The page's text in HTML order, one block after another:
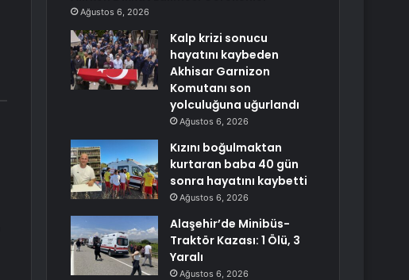
Ağustos 6, 2026
Kalp krizi sonucu
hayatını kaybeden
Akhisar Garnizon
Komutanı son
yolculuğuna uğurlandı
Ağustos 6, 2026
Kızını boğulmaktan
kurtaran baba 40 gün
sonra hayatını kaybetti
Ağustos 6, 2026
Alaşehir’de Minibüs-
Traktör Kazası: 1 Ölü, 3
Yaralı
Ağustos 6, 2026